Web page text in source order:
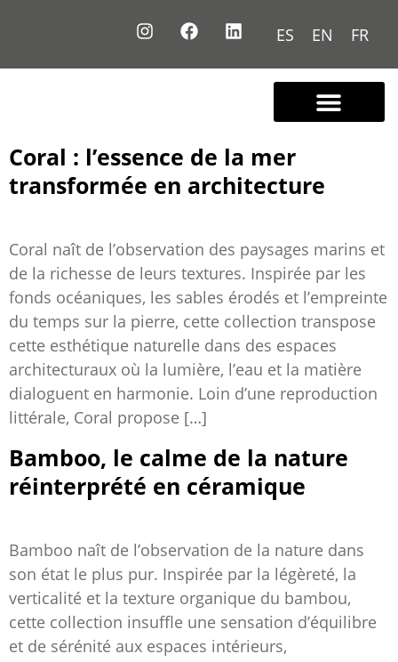
ES EN FR
Coral : l’essence de la mer
transformée en architecture
Coral naît de l’observation des paysages marins et
de la richesse de leurs textures. Inspirée par les
fonds océaniques, les sables érodés et l’empreinte
du temps sur la pierre, cette collection transpose
cette esthétique naturelle dans des espaces
architecturaux où la lumière, l’eau et la matière
dialoguent en harmonie. Loin d’une reproduction
littérale, Coral propose […]
Bamboo, le calme de la nature
réinterprété en céramique
Bamboo naît de l’observation de la nature dans
son état le plus pur. Inspirée par la légèreté, la
verticalité et la texture organique du bambou,
cette collection insuffle une sensation d’équilibre
et de sérénité aux espaces intérieurs,